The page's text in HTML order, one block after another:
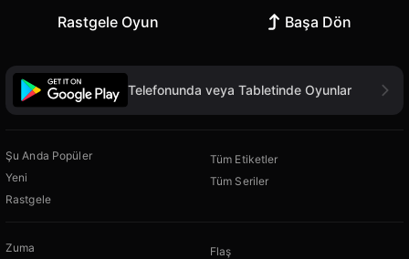
Rastgele Oyun Başa Dön
Telefonunda veya Tabletinde Oyunlar
Şu Anda Popüler
Yeni
Rastgele
Tüm Etiketler
Tüm Seriler
Zuma
Flaş